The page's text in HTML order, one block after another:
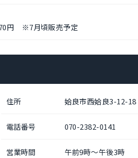
円 ※7月頃販売予定
住所 姶良市西姶良3-12-18
電話番号 070-2382-0141
営業時間 午前9時～午後3時